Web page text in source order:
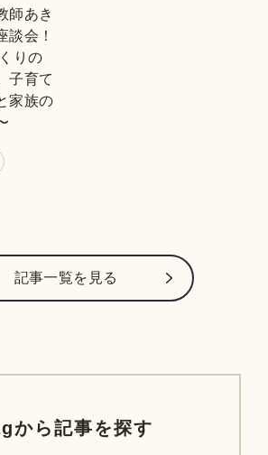
師あき
談会！
りの
子育て
家族の
記事⼀覧を⾒る
から記事を探す